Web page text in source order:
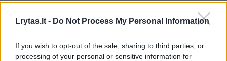
Lrytas.lt - Do Not Process My Personal Information
If you wish to opt-out of the sale, sharing to third parties, or
processing of your personal or sensitive information for
Visi įrašai